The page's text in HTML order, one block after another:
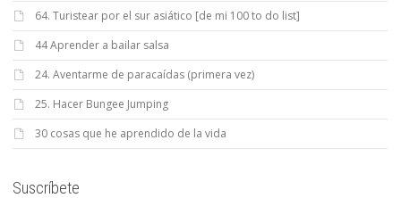
64. Turistear por el sur asiático [de mi 100 to do list]
44 Aprender a bailar salsa
24. Aventarme de paracaídas (primera vez)
25. Hacer Bungee Jumping
30 cosas que he aprendido de la vida
Suscríbete